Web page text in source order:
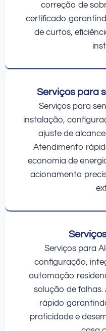
correção de
certificado
de curtos,
Serviços para
Serviços para
instalação,
ajuste de
Atendimento
economia de
acionamento
Serviços para
configuração,
automação
solução de
rápido
praticidade e